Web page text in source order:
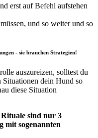
erst auf Befehl aufstehen
und so weiter und so
- sie brauchen Strategien!
auszureizen, solltest du
Situationen dein Hund so
diese Situation
sind nur 3
mit sogenannten